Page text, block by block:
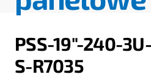
PSS-19"-240-
S-R7035